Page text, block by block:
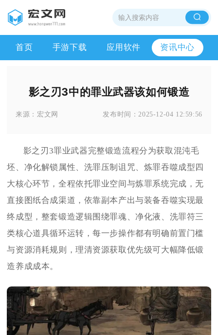
首页 手游下载 应用软件 资讯中心
影之刃3中的罪业武器该如何锻造
来源： 宏文网 发布时间： 2025-12-04 12:59:56
影之刃3罪业武器完整锻造流程分为获取混沌毛
坯、净化解锁属性、洗罪压制诅咒、炼罪吞噬成型四
大核心环节，全程依托罪业空间与炼罪系统完成，无
直接图纸合成渠道，依靠副本产出与装备吞噬实现最
终成型，整套锻造逻辑围绕罪魂、净化液、洗罪符三
类核心道具循环运转，每一步操作都有明确前置门槛
与资源消耗规则，理清资源获取优先级可大幅降低锻
造养成成本。